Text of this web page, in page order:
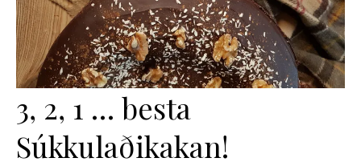
3, 2, 1 … besta
Súkkulaðikakan!